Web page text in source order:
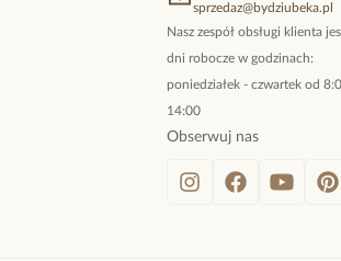
sprzedaz@bydziubeka.pl
Nasz zespół obsługi klienta
dni robocze w godzinach:
poniedziałek - czwartek od
14:00
Obserwuj nas